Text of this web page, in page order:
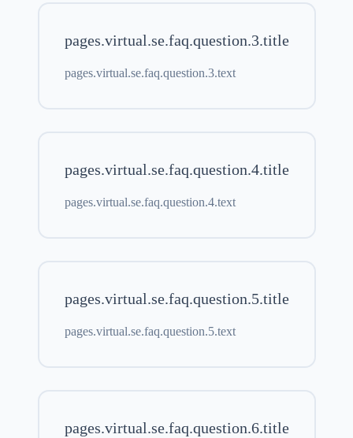
pages.virtual.se.faq.question.3.title
pages.virtual.se.faq.question.3.text
pages.virtual.se.faq.question.4.title
pages.virtual.se.faq.question.4.text
pages.virtual.se.faq.question.5.title
pages.virtual.se.faq.question.5.text
pages.virtual.se.faq.question.6.title